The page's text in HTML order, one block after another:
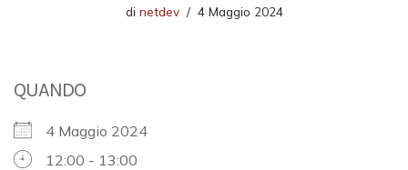
di netdev 4 Maggio 2024
QUANDO
4 Maggio 2024
12:00 - 13:00